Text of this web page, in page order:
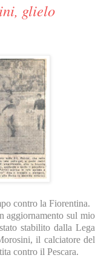
glielo
contro la Fiorentina.
aggiornamento sul mio
stabilito dalla Lega
il calciatore del
contro il Pescara.